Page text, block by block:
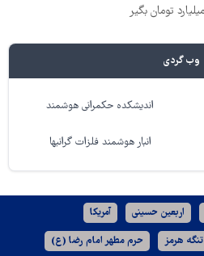
وب گردی
اندیشکده حکمرانی هوشمند
انبار هوشمند فلزات گرانبها
اربعین حسینی آمریکا
تنگه هرمز حرم مطهر امام رضا (ع)